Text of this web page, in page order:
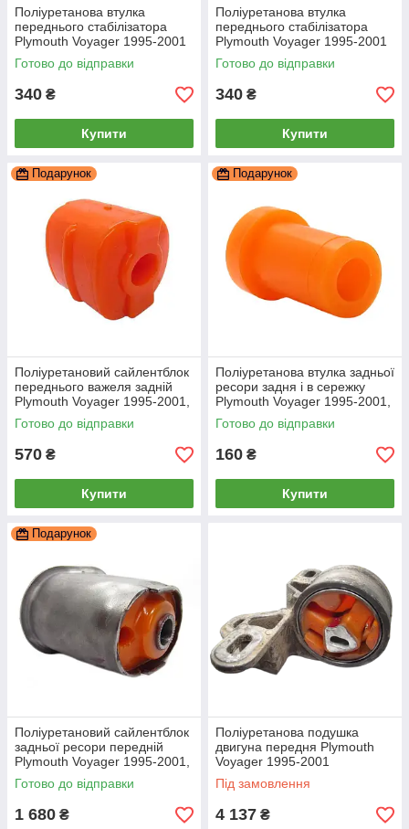
Поліуретанова втулка
переднього стабілізатора
Plymouth Voyager 1995-2001
26мм, PP-0055P
Готово до відправки
340 ₴
Купити
Поліуретанова втулка
переднього стабілізатора
Plymouth Voyager 1995-2001
26мм ПІД вироблення, PP-
0055P
Готово до відправки
340 ₴
Купити
Подарунок
Поліуретановий сайлентблок
переднього важеля задній
Plymouth Voyager 1995-2001,
PP-0303P
Готово до відправки
570 ₴
Купити
Подарунок
Поліуретанова втулка задньої
ресори задня і в сережку
Plymouth Voyager 1995-2001,
PP-1645
Готово до відправки
160 ₴
Купити
Подарунок
Поліуретановий сайлентблок
задньої ресори передній
Plymouth Voyager 1995-2001,
PP-1646
Готово до відправки
1 680 ₴
Поліуретанова подушка
двигуна передня Plymouth
Voyager 1995-2001
Під замовлення
4 137 ₴